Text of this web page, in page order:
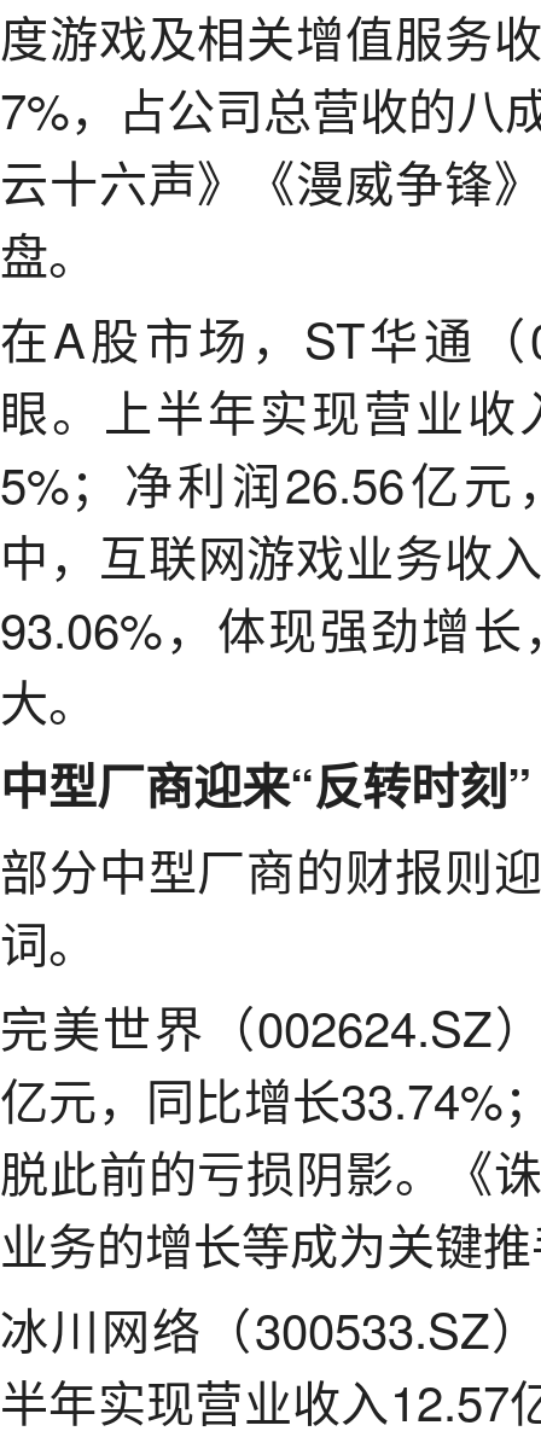
度游戏及相关增值服务
7%，占公司总营收的八
云十六声》《漫威争锋
盘。
在A股市场，ST华通
眼。上半年实现营业
5%；净利润26.56亿
中，互联网游戏业务收
93.06%，体现强劲增
大。
中型厂商迎来“反转时刻”
部分中型厂商的财报则
词。
完美世界（002624.SZ
亿元，同比增长33.74%
脱此前的亏损阴影。《
业务的增长等成为关键
冰川网络（300533.SZ
半年实现营业收入12.57